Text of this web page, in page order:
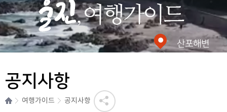
울진 여행가이드. 산포해변
공지사항
여행가이드 공지사항